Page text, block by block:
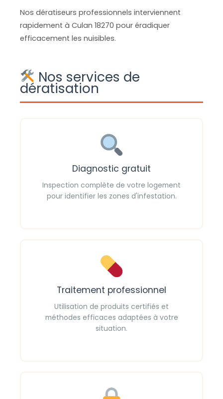
Nos dératiseurs professionnels interviennent
rapidement à Culan 18270 pour éradiquer
efficacement les nuisibles.
Nos services de
dératisation
Diagnostic gratuit
Inspection complète de votre logement
pour identifier les zones d'infestation.
Traitement professionnel
Utilisation de produits certifiés et
méthodes efficaces adaptées à votre
situation.